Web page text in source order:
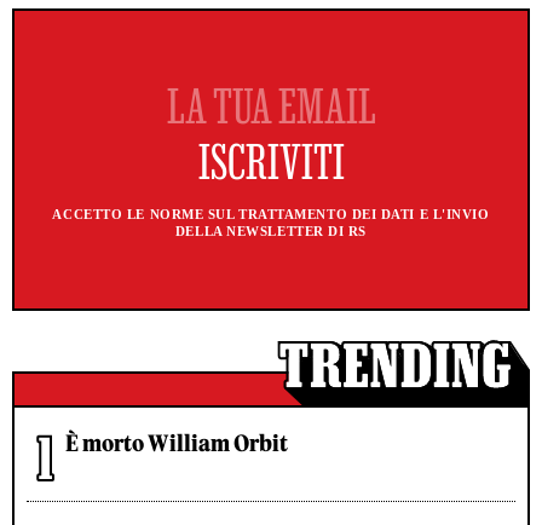
ACCETTO LE NORME SUL TRATTAMENTO DEI DATI E L'INVIO
DELLA NEWSLETTER DI RS
È morto William Orbit